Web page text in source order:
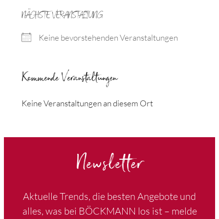
NÄCHSTE VERANSTALTUNG
Keine bevorstehenden Veranstaltungen
Kommende Veranstaltungen
Keine Veranstaltungen an diesem Ort
Newsletter
Aktuelle Trends, die besten Angebote und
alles, was bei BÖCKMANN los ist – melde